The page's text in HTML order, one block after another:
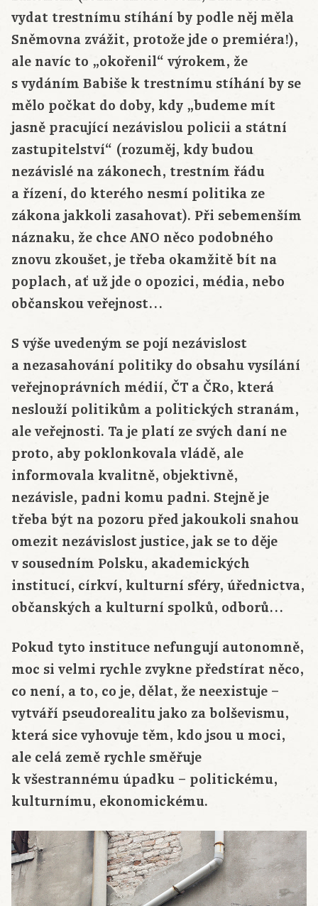
vydat trestnímu stíhání by podle něj měla
Sněmovna zvážit, protože jde o premiéra!),
ale navíc to „okořenil“ výrokem, že
s vydáním Babiše k trestnímu stíhání by se
mělo počkat do doby, kdy „budeme mít
jasně pracující nezávislou policii a státní
zastupitelství“ (rozuměj, kdy budou
nezávislé na zákonech, trestním řádu
a řízení, do kterého nesmí politika ze
zákona jakkoli zasahovat). Při sebemenším
náznaku, že chce ANO něco podobného
znovu zkoušet, je třeba okamžitě bít na
poplach, ať už jde o opozici, média, nebo
občanskou veřejnost…
S výše uvedeným se pojí nezávislost
a nezasahování politiky do obsahu vysílání
veřejnoprávních médií, ČT a ČRo, která
neslouží politikům a politických stranám,
ale veřejnosti. Ta je platí ze svých daní ne
proto, aby poklonkovala vládě, ale
informovala kvalitně, objektivně,
nezávisle, padni komu padni. Stejně je
třeba být na pozoru před jakoukoli snahou
omezit nezávislost justice, jak se to děje
v sousedním Polsku, akademických
institucí, církví, kulturní sféry, úřednictva,
občanských a kulturní spolků, odborů…
Pokud tyto instituce nefungují autonomně,
moc si velmi rychle zvykne předstírat něco,
co není, a to, co je, dělat, že neexistuje –
vytváří pseudorealitu jako za bolševismu,
která sice vyhovuje těm, kdo jsou u moci,
ale celá země rychle směřuje
k všestrannému úpadku – politickému,
kulturnímu, ekonomickému.